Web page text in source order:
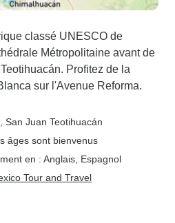
classé UNESCO de
Métropolitaine avant de
Profitez de la
sur l'Avenue Reforma.
, San Juan Teotihuacán
âges sont bienvenus
en : Anglais, Espagnol
Tour and Travel